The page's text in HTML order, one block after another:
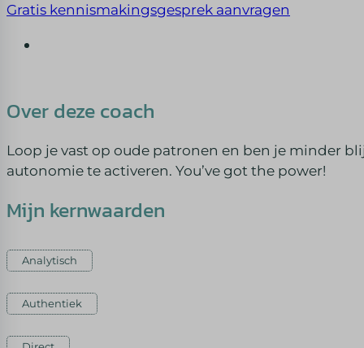
Gratis kennismakingsgesprek aanvragen
Over deze coach
Loop je vast op oude patronen en ben je minder
autonomie te activeren. You’ve got the power!
Mijn kernwaarden
Analytisch
Authentiek